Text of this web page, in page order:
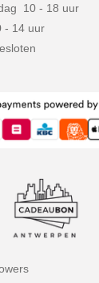
10 - 18 uur
- 14 uur